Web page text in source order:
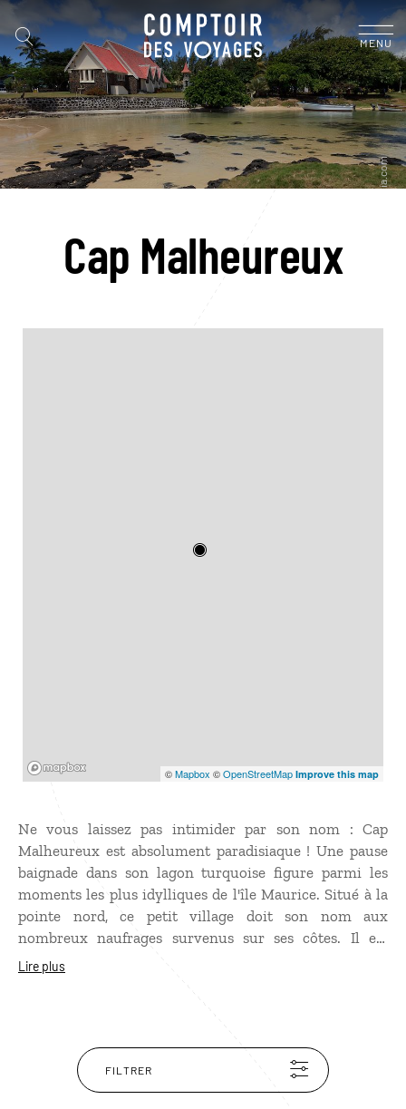
MENU
Cap Malheureux
©Mapbox ©OpenStreetMap Improve this map
Ne vous laissez pas intimider par son nom : Cap
Malheureux est absolument paradisiaque ! Une pause
baignade dans son lagon turquoise figure parmi les
moments les plus idylliques de l'île Maurice. Situé à la
pointe nord, ce petit village doit son nom aux
nombreux naufrages survenus sur ses côtes. Il est
facilement reconnaissable grâce à son église au toit
Lire plus
FILTRER